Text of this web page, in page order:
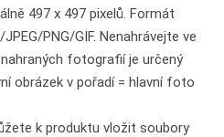
497 x 497 pixelů. Formát
PNG/GIF. Nenahrávejte ve
fotografií je určený
obrázek v pořadí = hlavní foto
k produktu vložit soubory